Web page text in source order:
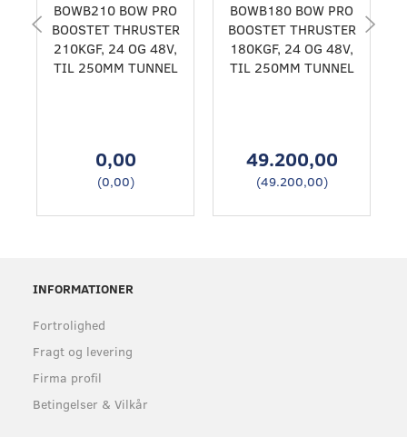
BOWB210 BOW PRO
BOOSTET THRUSTER
210KGF, 24 OG 48V,
TIL 250MM TUNNEL
0,00
(0,00)
BOWB180 BOW PRO
BOOSTET THRUSTER
180KGF, 24 OG 48V,
TIL 250MM TUNNEL
49.200,00
(49.200,00)
INFORMATIONER
Fortrolighed
Fragt og levering
Firma profil
Betingelser & Vilkår